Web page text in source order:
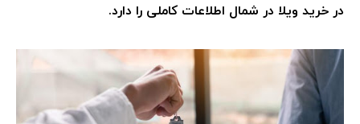
در خرید ویلا در شمال اطلاعات کاملی را دارد.